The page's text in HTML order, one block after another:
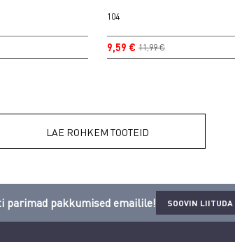
9,59 € 11,99 €
104
LAE ROHKEM TOOTEID
parimad pakkumised emailile! SOOVIN LIITUDA